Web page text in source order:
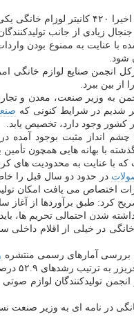
به گزارش مستر کار به نقل
زیادی از جانب
با عنایت به ممنوع بودن
شود.
انجمن صنایع لوازم خانگی
بین ببرد.
به وزیر صنعت، معدن و
شدیم در شرایط کنونی که
کشور وجود دارد، تخصیص یابد.
انداز مثبت بوجود آمده
گذشته با بهانه هایی همچون
عنایت به محدودیت های
می یافت امکان تولید لوازم خانگی
تابحال بین ۶۰ تا ۶۵ درصد نیاز ارزی تولیدکنندگان
شدن احتمالی تحریم ها،
در خیلی از اقلام
بررسی آمارهای رسمی منتشره
درصدی و ۲۴.۶ درصدی به ثبت رسید.
در نامه ای به وزیر